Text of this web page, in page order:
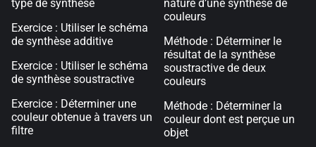
type de synthèse
Exercice : Utiliser le schéma
de synthèse additive
Exercice : Utiliser le schéma
de synthèse soustractive
Exercice : Déterminer une
couleur obtenue à travers un
filtre
nature d’une synthèse de
couleurs
Méthode : Déterminer le
résultat de la synthèse
soustractive de deux
couleurs
Méthode : Déterminer la
couleur dont est perçue un
objet